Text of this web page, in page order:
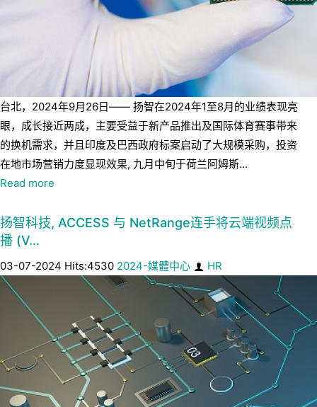
台北，2024年9月26日—— 扬智在2024年1至8月的业绩表现亮
眼，成长接近两成，主要受益于新产品推出及国际体育赛事带来
的换机需求，并且印度及巴西政府标案启动了大规模采购，投资
在地市场营销力度显现效果, 九月中旬于荷兰阿姆斯...
Read more
扬智科技, ACCESS 与 NetRange连手将云端视频点
播 (V…
03-07-2024 Hits:4530 2024-媒體中心 HR